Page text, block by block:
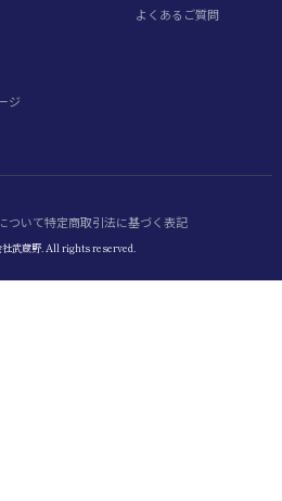
よくあるご質問
ジ
ついて特定商取引法に基づく表記
社武蔵野. All rights reserved.